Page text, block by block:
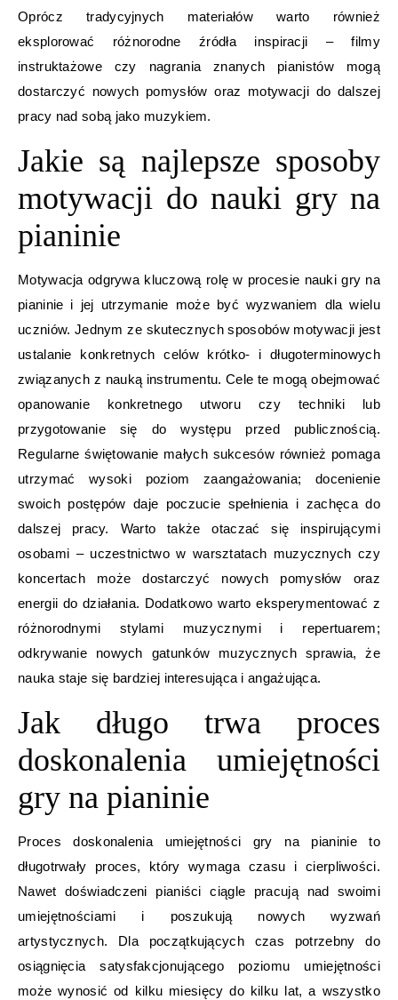
Oprócz tradycyjnych materiałów warto również
eksplorować różnorodne źródła inspiracji – filmy
instruktażowe czy nagrania znanych pianistów mogą
dostarczyć nowych pomysłów oraz motywacji do dalszej
pracy nad sobą jako muzykiem.
Jakie są najlepsze sposoby
motywacji do nauki gry na
pianinie
Motywacja odgrywa kluczową rolę w procesie nauki gry na
pianinie i jej utrzymanie może być wyzwaniem dla wielu
uczniów. Jednym ze skutecznych sposobów motywacji jest
ustalanie konkretnych celów krótko- i długoterminowych
związanych z nauką instrumentu. Cele te mogą obejmować
opanowanie konkretnego utworu czy techniki lub
przygotowanie się do występu przed publicznością.
Regularne świętowanie małych sukcesów również pomaga
utrzymać wysoki poziom zaangażowania; docenienie
swoich postępów daje poczucie spełnienia i zachęca do
dalszej pracy. Warto także otaczać się inspirującymi
osobami – uczestnictwo w warsztatach muzycznych czy
koncertach może dostarczyć nowych pomysłów oraz
energii do działania. Dodatkowo warto eksperymentować z
różnorodnymi stylami muzycznymi i repertuarem;
odkrywanie nowych gatunków muzycznych sprawia, że
nauka staje się bardziej interesująca i angażująca.
Jak długo trwa proces
doskonalenia umiejętności
gry na pianinie
Proces doskonalenia umiejętności gry na pianinie to
długotrwały proces, który wymaga czasu i cierpliwości.
Nawet doświadczeni pianiści ciągle pracują nad swoimi
umiejętnościami i poszukują nowych wyzwań
artystycznych. Dla początkujących czas potrzebny do
osiągnięcia satysfakcjonującego poziomu umiejętności
może wynosić od kilku miesięcy do kilku lat, a wszystko